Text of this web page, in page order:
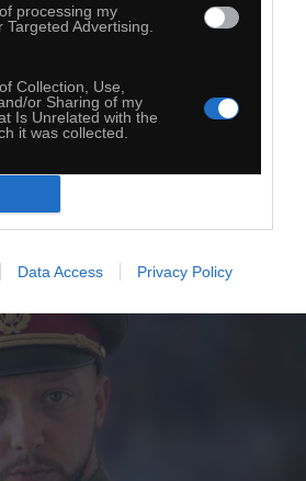
processing my
Advertising.
Collection, Use,
or Sharing of my
Is Unrelated with the
it was collected.
Data Access Privacy Policy